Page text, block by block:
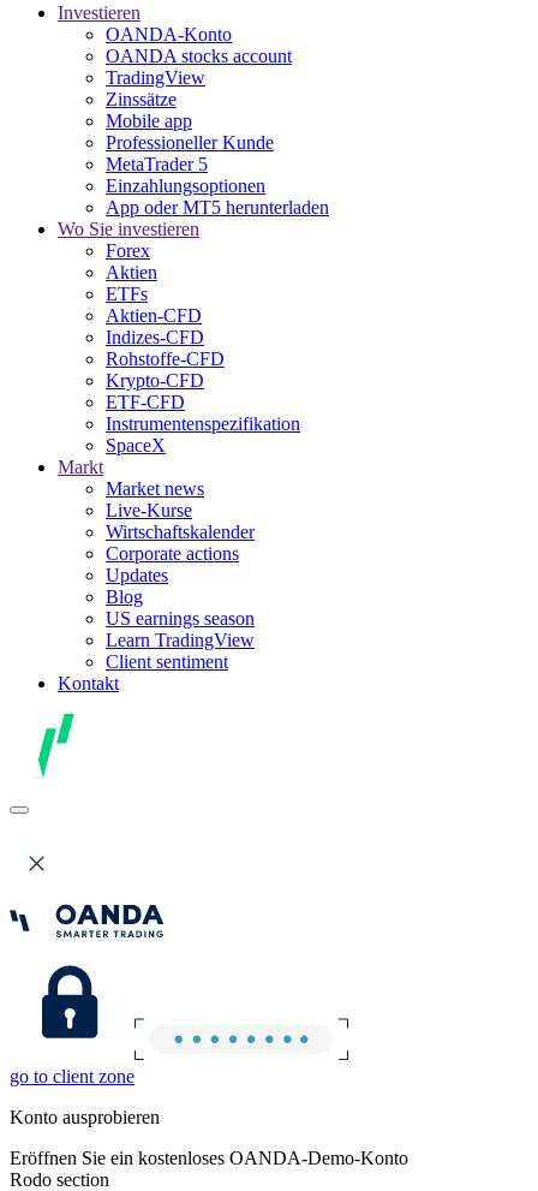
Investieren
OANDA-Konto
OANDA stocks account
TradingView
Zinssätze
Mobile app
Professioneller Kunde
MetaTrader 5
Einzahlungsoptionen
App oder MT5 herunterladen
Wo Sie investieren
Forex
Aktien
ETFs
Aktien-CFD
Indizes-CFD
Rohstoffe-CFD
Krypto-CFD
ETF-CFD
Instrumentenspezifikation
SpaceX
Markt
Market news
Live-Kurse
Wirtschaftskalender
Corporate actions
Updates
Blog
US earnings season
Learn TradingView
Client sentiment
Kontakt
go to client zone
Konto ausprobieren
Eröffnen Sie ein kostenloses OANDA-Demo-Konto
Rodo section